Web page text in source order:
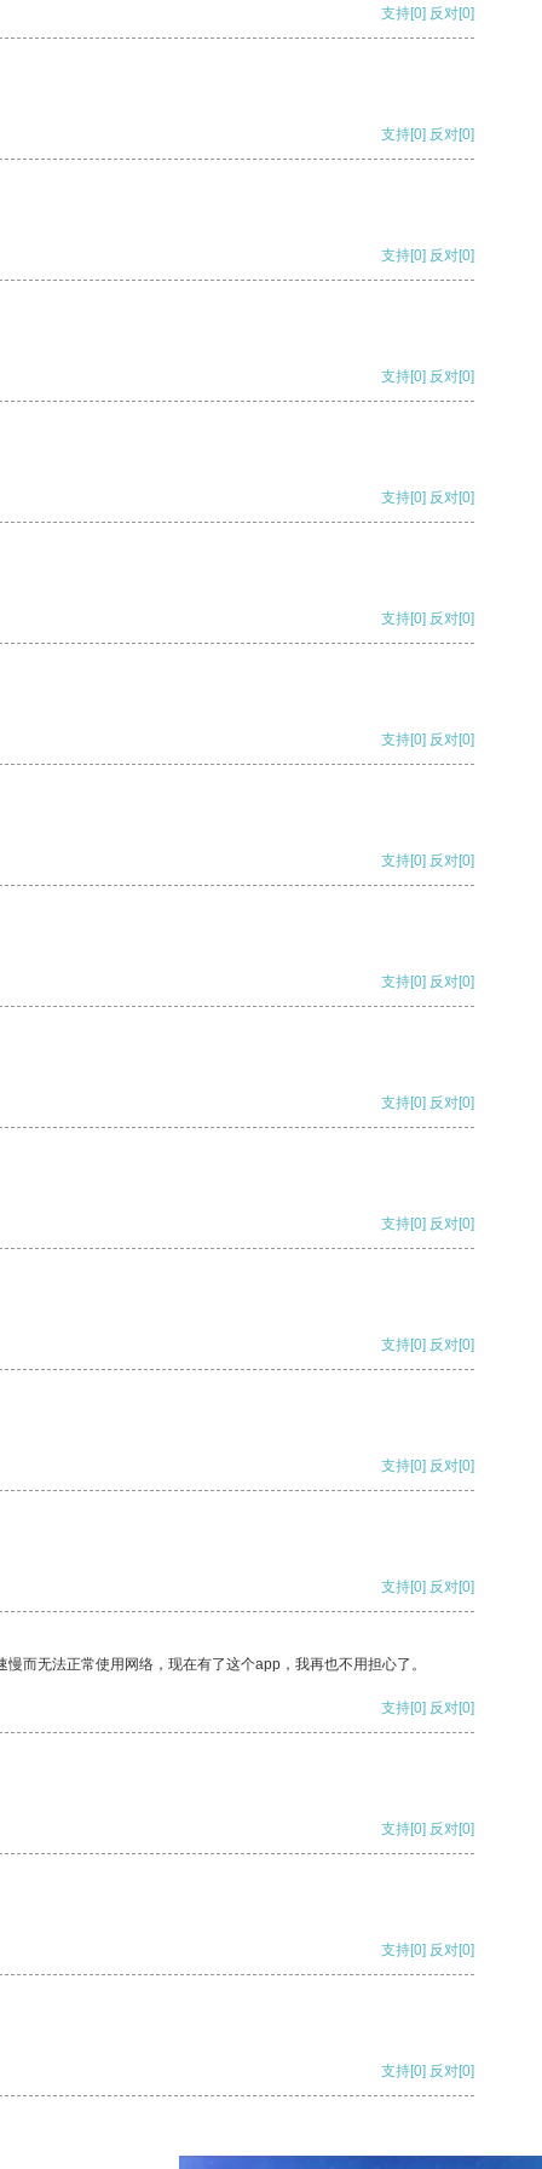
支持[0] 反对[0]
支持[0] 反对[0]
支持[0] 反对[0]
支持[0] 反对[0]
支持[0] 反对[0]
支持[0] 反对[0]
支持[0] 反对[0]
支持[0] 反对[0]
支持[0] 反对[0]
支持[0] 反对[0]
支持[0] 反对[0]
支持[0] 反对[0]
支持[0] 反对[0]
支持[0] 反对[0]
而无法正常使用网络，现在有了这个app，我再也不用担心了。
支持[0] 反对[0]
支持[0] 反对[0]
支持[0] 反对[0]
支持[0] 反对[0]